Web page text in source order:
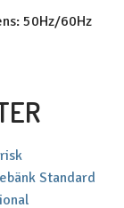
50Hz/60Hz